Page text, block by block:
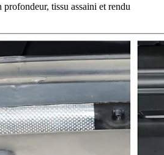
tissu assaini et rendu